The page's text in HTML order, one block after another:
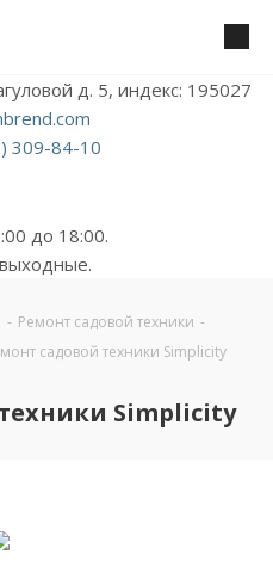
д. 5, индекс: 195027
309-84-10
до 18:00.
- Ремонт садовой техники -
садовой техники Simplicity
Simplicity